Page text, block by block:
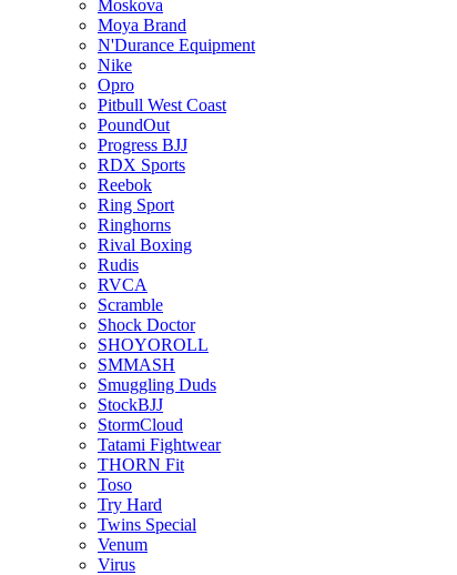
Moskova
Moya Brand
N'Durance Equipment
Nike
Opro
Pitbull West Coast
PoundOut
Progress BJJ
RDX Sports
Reebok
Ring Sport
Ringhorns
Rival Boxing
Rudis
RVCA
Scramble
Shock Doctor
SHOYOROLL
SMMASH
Smuggling Duds
StockBJJ
StormCloud
Tatami Fightwear
THORN Fit
Toso
Try Hard
Twins Special
Venum
Virus